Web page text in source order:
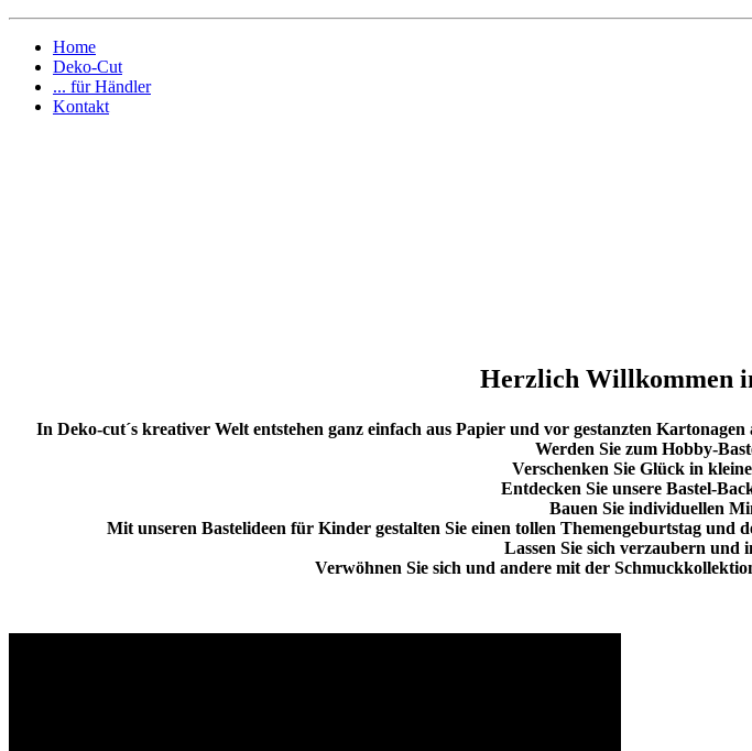
Home
Deko-Cut
... für Händler
Kontakt
Herzlich Willkommen
In Deko-cut´s kreativer Welt entstehen ganz einfach aus Papier und vor gestanzten
Werden Sie zum Hobby-
Verschenken Sie Glück in
Entdecken Sie unsere Bastel-
Bauen Sie individuellen
Mit unseren Bastelideen für Kinder gestalten Sie einen tollen Themengeburtstag
Lassen Sie sich verzaubern und
Verwöhnen Sie sich und andere mit der